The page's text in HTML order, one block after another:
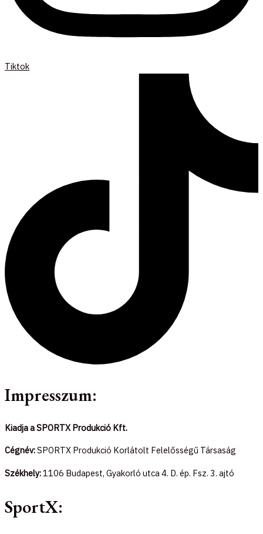
Tiktok
Impresszum:
Kiadja a SPORTX Produkció Kft.
Cégnév:SPORTX Produkció Korlátolt Felelősségű Társaság
Székhely:1106 Budapest, Gyakorló utca 4. D. ép. Fsz. 3. ajtó
SportX: